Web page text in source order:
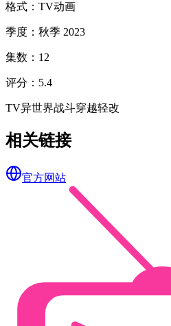
格式 ： TV动画
季度 ： 秋季 2023
集数 ： 12
评分 ： 5.4
TV异世界战斗穿越轻改
相关链接
官方网站